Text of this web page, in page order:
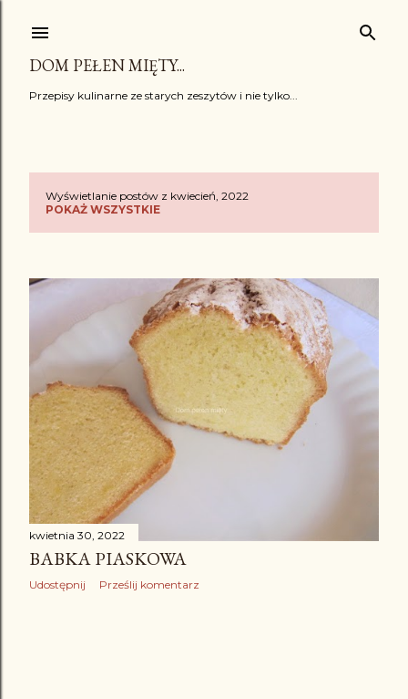
DOM PEŁEN MIĘTY...
Przepisy kulinarne ze starych zeszytów i nie tylko...
s
t
y
Wyświetlanie postów z kwiecień, 2022
POKAŻ WSZYSTKIE
kwietnia 30, 2022
BABKA PIASKOWA
Udostępnij Prześlij komentarz